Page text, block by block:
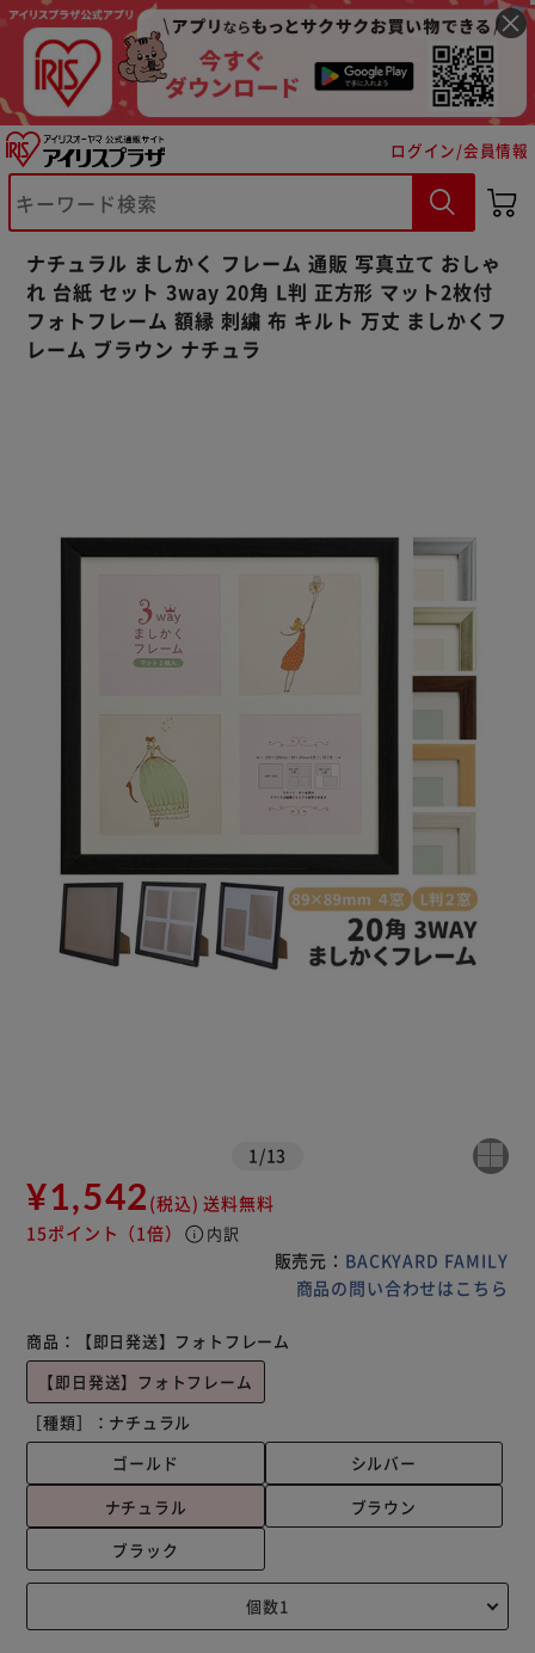
ログイン/会員情報
ナチュラル ましかく フレーム 通販 写真立て おしゃ
れ 台紙 セット 3way 20角 L判 正方形 マット2枚付
フォトフレーム 額縁 刺繍 布 キルト 万丈 ましかくフ
レーム ブラウン ナチュラ
1/13
¥1,542 (税込) 送料無料
15ポイント （1倍） info 内訳
販売元： BACKYARD FAMILY
商品の問い合わせはこちら
商品：
【即日発送】フォトフレーム
【即日発送】フォトフレーム
［種類］： ナチュラル
ゴールド
シルバー
ナチュラル
ブラウン
ブラック
※ご確認ください
カートに入れる 購入手続きへ